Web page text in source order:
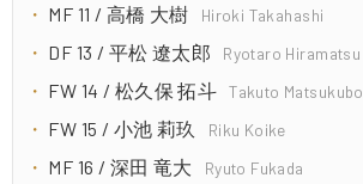
MF 11 / 高橋 大樹 Hiroki Takahashi
DF 13 / 平松 遼太郎 Ryotaro Hiramatsu
FW 14 / 松久保 拓斗 Takuto Matsukubo
FW 15 / 小池 莉玖 Riku Koike
MF 16 / 深田 竜大 Ryuto Fukada